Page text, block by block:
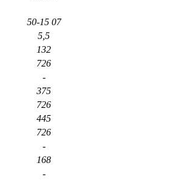
50-15 07
5,5
132
726
-
375
726
445
726
-
168
-